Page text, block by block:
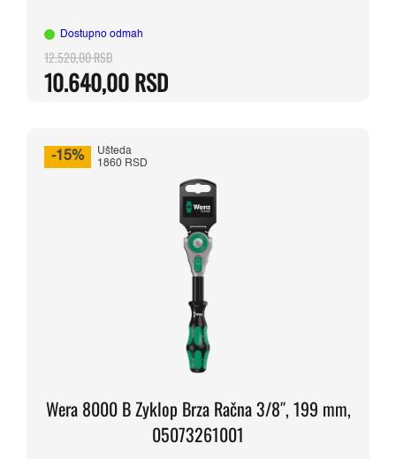
Dostupno odmah
12.520,00RSDOriginalna
cena
12.520,00 RSD.
10.640,00RSD
Trenutna
cena
-15%
Ušteda
1860 RSD
Wera 8000 B Zyklop Brza Račna 3/8″, 199 mm,
05073261001